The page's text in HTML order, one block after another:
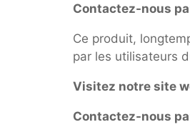
Contactez-nous
Ce produit,
par les utilisateurs
Visitez notre site
Contactez-nous